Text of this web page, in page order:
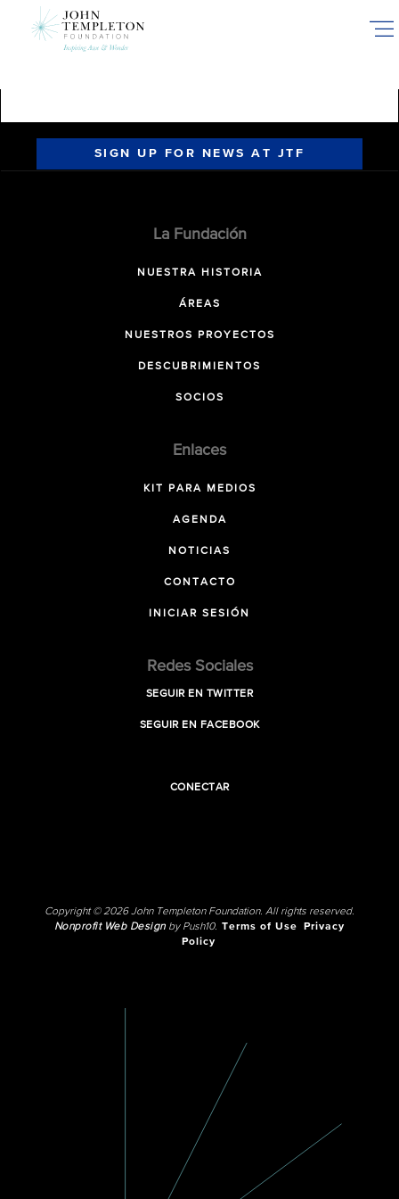
SIGN UP FOR NEWS AT JTF
La Fundación
NUESTRA HISTORIA
ÁREAS
NUESTROS PROYECTOS
DESCUBRIMIENTOS
SOCIOS
Enlaces
KIT PARA MEDIOS
AGENDA
NOTICIAS
CONTACTO
INICIAR SESIÓN
Redes Sociales
SEGUIR EN TWITTER
SEGUIR EN FACEBOOK
CONECTAR
Copyright © 2026 John Templeton Foundation. All rights reserved.
Nonprofit Web Designby Push10. Terms of Use
Privacy
Policy